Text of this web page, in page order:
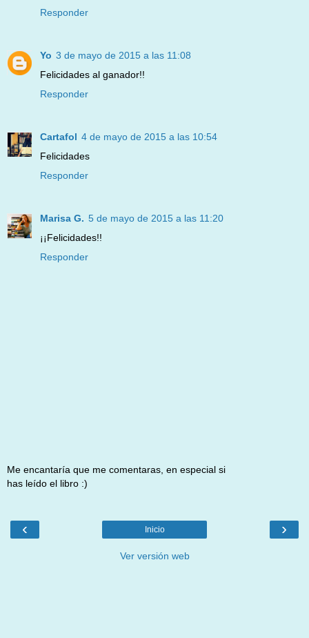
Responder
Yo 3 de mayo de 2015 a las 11:08
Felicidades al ganador!!
Responder
Cartafol 4 de mayo de 2015 a las 10:54
Felicidades
Responder
Marisa G. 5 de mayo de 2015 a las 11:20
¡¡Felicidades!!
Responder
Me encantaría que me comentaras, en especial si
has leído el libro :)
‹ ›
Inicio
Ver versión web